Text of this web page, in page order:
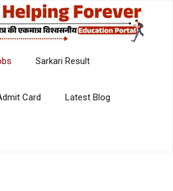
Sarkari Result
Card Latest Blog